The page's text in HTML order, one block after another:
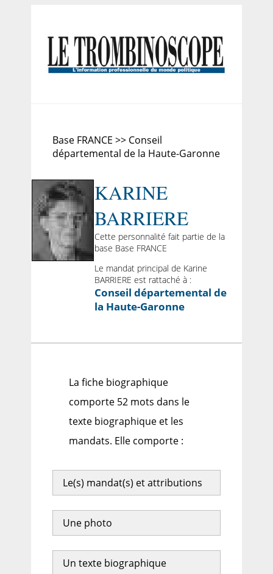
Base FRANCE >> Conseil
départemental de la Haute-Garonne
KARINE
BARRIERE
Cette personnalité fait partie de la
base Base FRANCE
Le mandat principal de Karine
BARRIERE est rattaché à :
Conseil départemental de
la Haute-Garonne
La fiche biographique
comporte 52 mots dans le
texte biographique et les
mandats. Elle comporte :
Le(s) mandat(s) et attributions
Une photo
Un texte biographique